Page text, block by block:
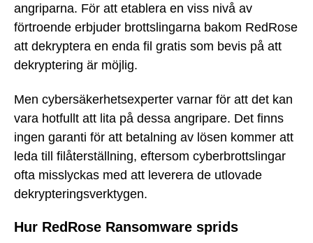
angriparna. För att etablera en viss nivå av
förtroende erbjuder brottslingarna bakom RedRose
att dekryptera en enda fil gratis som bevis på att
dekryptering är möjlig.
Men cybersäkerhetsexperter varnar för att det kan
vara hotfullt att lita på dessa angripare. Det finns
ingen garanti för att betalning av lösen kommer att
leda till filåterställning, eftersom cyberbrottslingar
ofta misslyckas med att leverera de utlovade
dekrypteringsverktygen.
Hur RedRose Ransomware sprids